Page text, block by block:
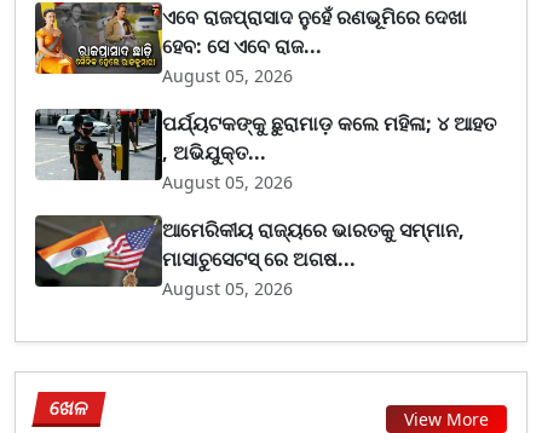
ଏବେ ରାଜପ୍ରାସାଦ ନୁହେଁ ରଣଭୂମିରେ ଦେଖା
ହେବ: ସେ ଏବେ ରାଜ...
August 05, 2026
ପର୍ଯ୍ୟଟକଙ୍କୁ ଛୁରାମାଡ଼ କଲେ ମହିଳା; ୪ ଆହତ
, ଅଭିଯୁକ୍ତ...
August 05, 2026
ଆମେରିକୀୟ ରାଜ୍ୟରେ ଭାରତକୁ ସମ୍ମାନ,
ମାସାଚୁସେଟସ୍ ରେ ଅଗଷ...
August 05, 2026
ଖେଳ View More